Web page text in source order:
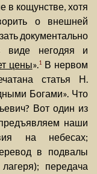
в кощунстве, хотя
о внешней
документально
виде негодяя и
цены».1В нервом
статья Н.
Богами». Что
Вот один из
наши
на небесах;
в подвалы
передача